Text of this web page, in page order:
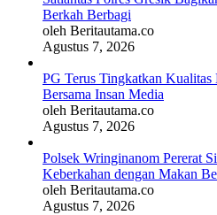
Berkah Berbagi
oleh Beritautama.co
Agustus 7, 2026
PG Terus Tingkatkan
Bersama Insan Media
oleh Beritautama.co
Agustus 7, 2026
Polsek Wringinanom Pererat
Keberkahan dengan Makan
oleh Beritautama.co
Agustus 7, 2026